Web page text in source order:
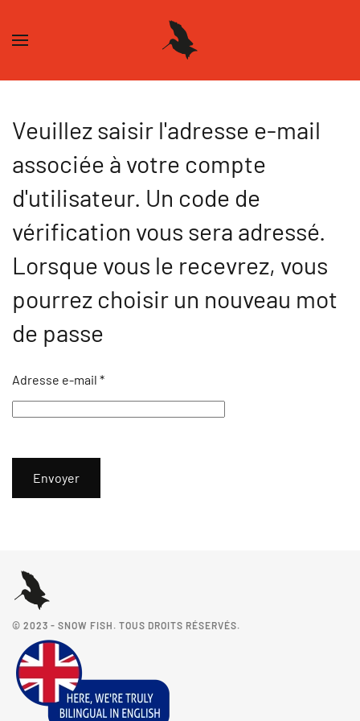
Veuillez saisir l'adresse e-mail
associée à votre compte
d'utilisateur. Un code de
vérification vous sera adressé.
Lorsque vous le recevrez, vous
pourrez choisir un nouveau mot
de passe
Adresse e-mail *
Envoyer
© 2023 - SNOW FISH. TOUS DROITS RÉSERVÉS.